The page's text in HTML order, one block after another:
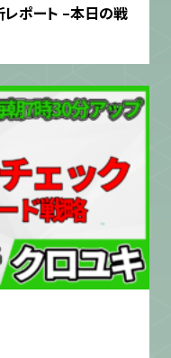
ポート –本日の戦